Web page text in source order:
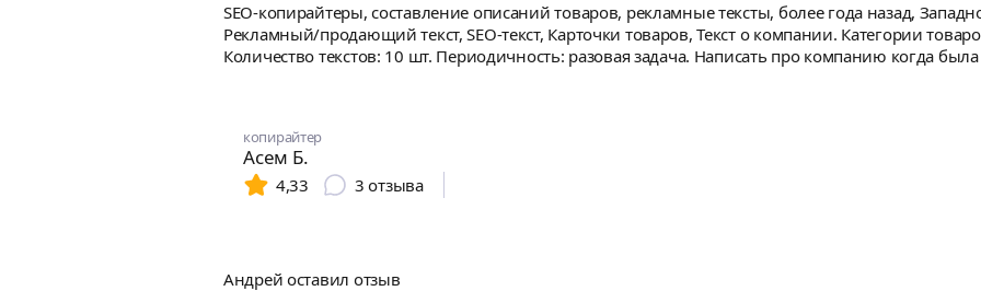
SEO-копирайтеры, составление описаний товаров, рекламные тексты, более года назад,
Рекламный/продающий текст, SEO-текст, Карточки товаров, Текст о компании. Категории
Количество текстов: 10 шт. Периодичность: разовая задача. Написать про компанию когда
копирайтер
Асем Б.
4,33
3 отзыва
Андрей оставил отзыв